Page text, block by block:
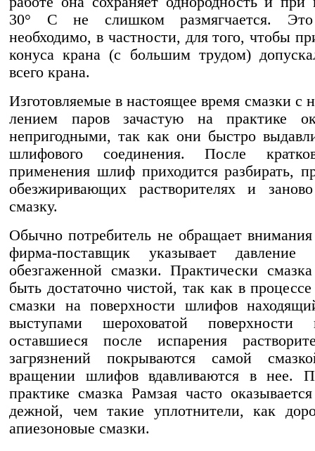
30° С не слишком размягчается. Это
необходимо, в част­ности, для того, чтобы
конуса крана (с большим трудом)
всего крана.
Изготовляемые в настоящее время смазки с
лением паров зачастую на практике
непри­годными, так как они быстро
шлифового соединения. После
применения шлиф приходится разбирать,
обезжириваю­щих растворителях и
смазку.
Обычно потребитель не обращает
фирма-поставщик указывает
обезгаженной смазки. Практически
быть достаточно чистой, так как в
смазки на поверхности шлифов
выступами ше­роховатой
оставшиеся после испарения
загрязне­ний покрываются самой
вращении шлифов вдавливаются в нее.
практике смазка Рамзая часто
дежной, чем такие уплотните­ли, как
апиезоновые смазки.